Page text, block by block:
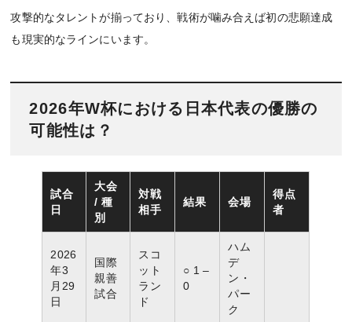
攻撃的なタレントが揃っており、戦術が噛み合えば初の悲願達成
も現実的なラインにいます。
2026年W杯における日本代表の優勝の
可能性は？
試合
日
大会
/ 種
別
対戦
相手
結果 会場
得点
者
2026
年3
月29
日
国際
親善
試合
スコ
ット
ラン
ド
○ 1 –
0
ハム
デ
ン・
パー
ク